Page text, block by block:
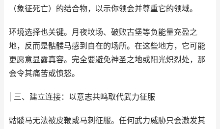
（象征死亡）的结合物，以示你领会并尊重它的领域。
环境选择也关键。月夜坟场、破败古堡等负能量充盈之
地，反而是骷髅马感到自在的场所。在这些地方，它可能
更愿意显露真容。完全要避免神圣之地或阳光炽烈处，那
会令其痛苦或愤怒。
| 三、建立连接：以意志共鸣取代武力征服
骷髅马无法被皮鞭或马刺征服。任何武力威胁只会激发其